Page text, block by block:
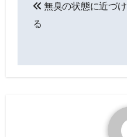
稿
ビ
無臭の状態に近づけ
る